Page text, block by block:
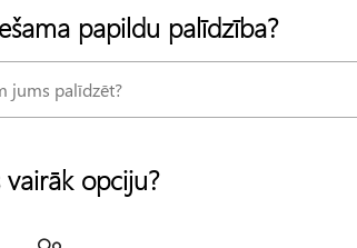
papildu palīdzība?
vairāk opciju?